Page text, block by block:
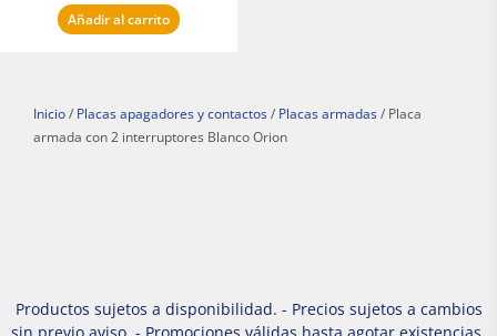
Añadir al carrito
Inicio / Placas apagadores y contactos / Placas armadas / Placa
armada con 2 interruptores Blanco Orion
Productos sujetos a disponibilidad. - Precios sujetos a cambios